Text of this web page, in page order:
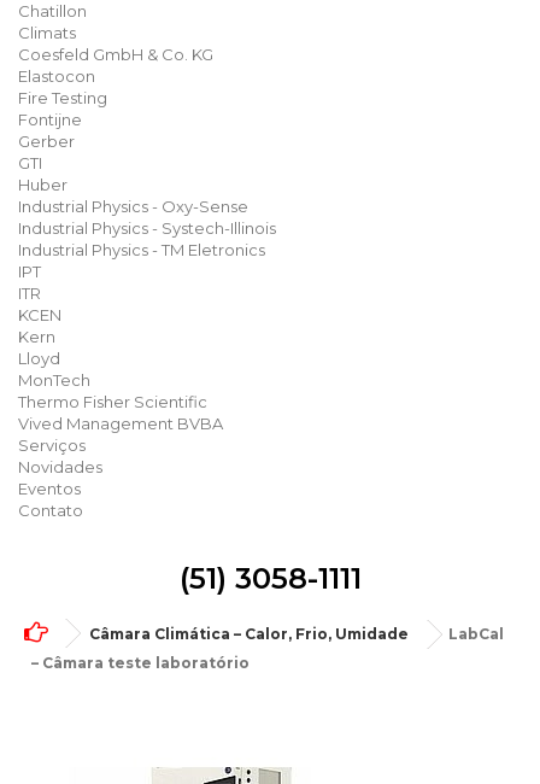
Chatillon
Climats
Coesfeld GmbH & Co. KG
Elastocon
Fire Testing
Fontijne
Gerber
GTI
Huber
Industrial Physics - Oxy-Sense
Industrial Physics - Systech-Illinois
Industrial Physics - TM Eletronics
IPT
ITR
KCEN
Kern
Lloyd
MonTech
Thermo Fisher Scientific
Vived Management BVBA
Serviços
Novidades
Eventos
Contato
(51) 3058-1111
Câmara Climática – Calor, Frio, Umidade
LabCal
– Câmara teste laboratório